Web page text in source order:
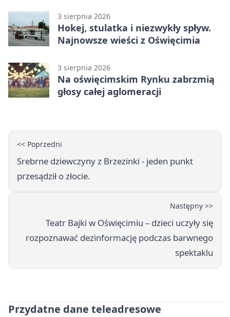
3 sierpnia 2026
Hokej, stulatka i niezwykły spływ.
Najnowsze wieści z Oświęcimia
3 sierpnia 2026
Na oświęcimskim Rynku zabrzmią
głosy całej aglomeracji
<< Poprzedni
Srebrne dziewczyny z Brzezinki - jeden punkt
przesądził o złocie.
Następny >>
Teatr Bajki w Oświęcimiu – dzieci uczyły się
rozpoznawać dezinformację podczas barwnego
spektaklu
Przydatne dane teleadresowe